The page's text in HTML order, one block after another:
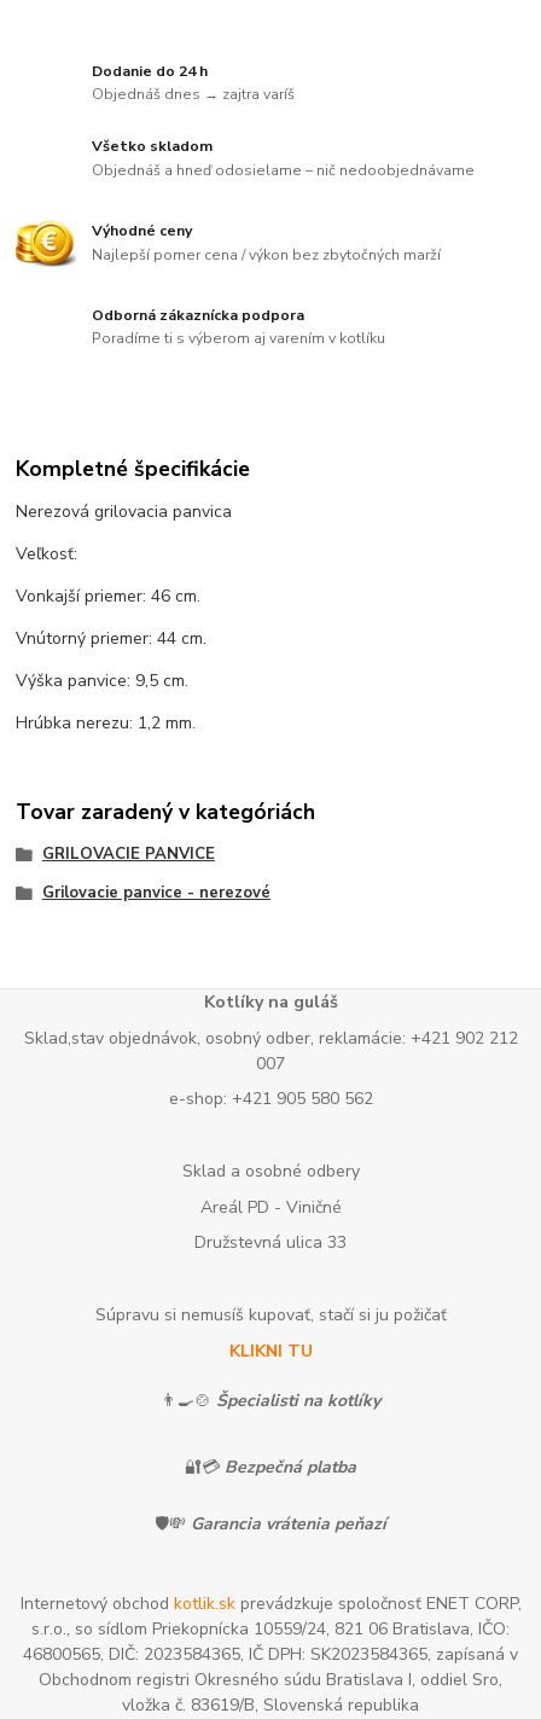
Dodanie do 24 h
Objednáš dnes → zajtra varíš
Všetko skladom
Objednáš a hneď odosielame – nič nedoobjednávame
Výhodné ceny
Najlepší pomer cena / výkon bez zbytočných marží
Odborná zákaznícka podpora
Poradíme ti s výberom aj varením v kotlíku
Kompletné špecifikácie
Nerezová grilovacia panvica
Veľkosť:
Vonkajší priemer: 46 cm.
Vnútorný priemer: 44 cm.
Výška panvice: 9,5 cm.
Hrúbka nerezu: 1,2 mm.
Tovar zaradený v kategóriách
GRILOVACIE PANVICE
Grilovacie panvice - nerezové
Kotlíky na guláš
Sklad,stav objednávok, osobný odber, reklamácie: +421 902 212
007
e-shop: +421 905 580 562
Sklad a osobné odbery
Areál PD - Viničné
Družstevná ulica 33
Súpravu si nemusíš kupovať, stačí si ju požičať
KLIKNI TU
👨‍🍳🍲 Špecialisti na kotlíky
🔐💳 Bezpečná platba
🛡️💸 Garancia vrátenia peňazí
Internetový obchod kotlik.skprevádzkuje spoločnosť ENET CORP,
s.r.o., so sídlom Priekopnícka 10559/24, 821 06 Bratislava, IČO:
46800565, DIČ: 2023584365, IČ DPH: SK2023584365, zapísaná v
Obchodnom registri Okresného súdu Bratislava I, oddiel Sro,
vložka č. 83619/B, Slovenská republika